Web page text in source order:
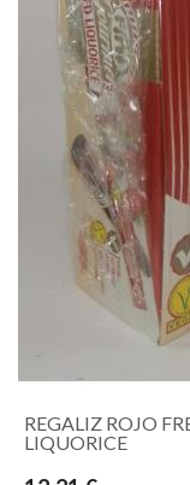
REGALIZ ROJO
LIQUORICE